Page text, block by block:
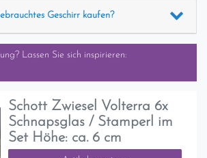
Geschirr kaufen?
Lassen Sie sich inspirieren:
Schott Zwiesel Volterra 6x
Schnapsglas / Stamperl im
Set Höhe: ca. 6 cm